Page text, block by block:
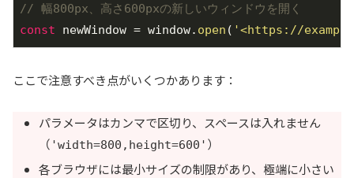
// 幅800px、高さ600pxの新しいウィンドウを開く
const newWindow = window. open ( '<https://
ここで注意すべき点がいくつかあります：
パラメータはカンマで区切り、スペースは入れません
（ 'width=800,height=600' ）
各ブラウザには最小サイズの制限があり、極端に小さい